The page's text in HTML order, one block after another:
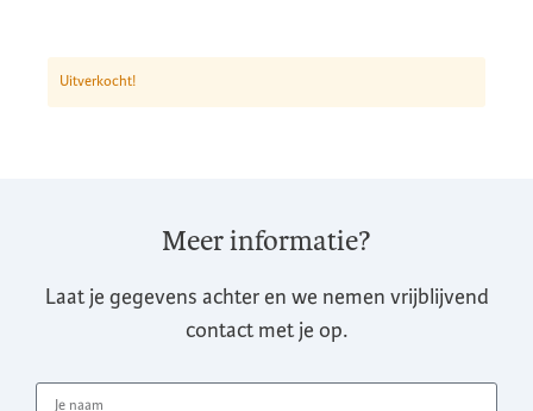
Uitverkocht!
Meer informatie?
Laat je gegevens achter en we nemen vrijblijvend
contact met je op.